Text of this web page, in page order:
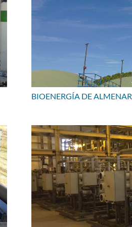
BIOENERGÍA DE ALMENAR